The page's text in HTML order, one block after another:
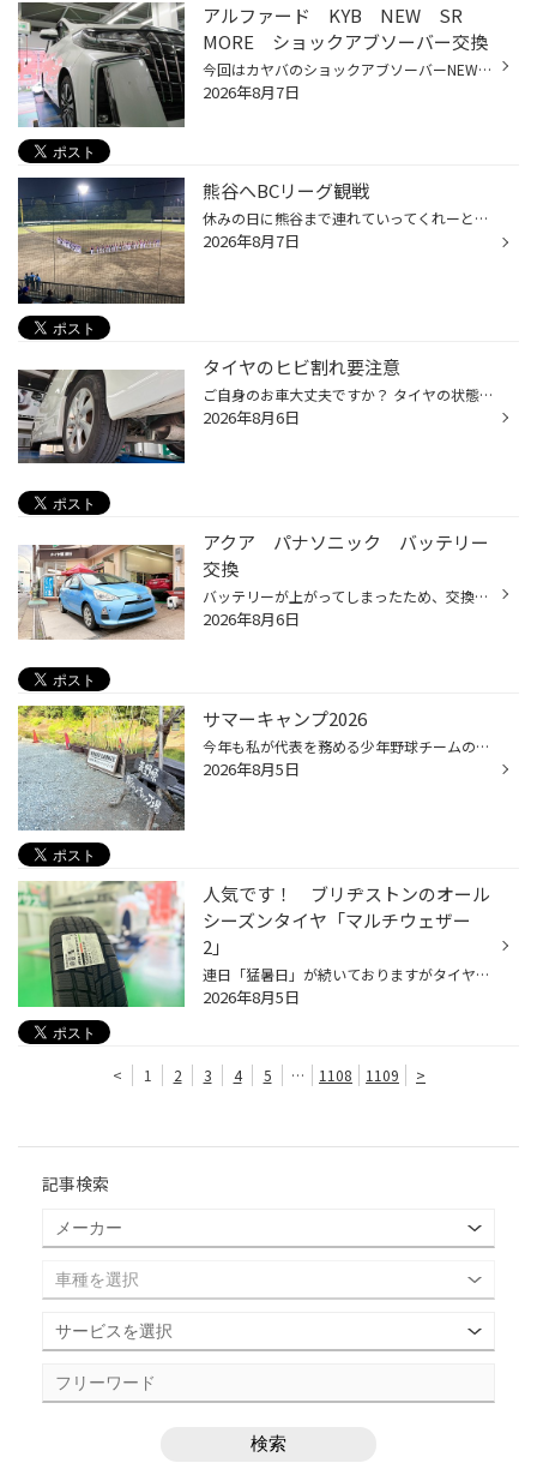
アルファード KYB NEW SR
MORE ショックアブソーバー交換
今回はカヤバのショックアブソーバーNEW SR MSを選んでいただきました。 以前からあったKYB NEW SRスペシャルは販売終了となりましたので仕方ない。 MOREシリーズですが他の車種にも設定されている場合がありますのでスタッフまでお問い合わせください。 リフレッシュするので純正部品も一緒に交換...
2026年8月7日
熊谷へBCリーグ観戦
休みの日に熊谷まで連れていってくれーと子供。野球観戦+カメラにハマっているそうです。 プロ野球の1軍観戦→2軍観戦→BCリーグへ・・・。 子供が小さいころにハマスタの日本シリーズを見せてから野球というものを理解しすぎた様子。 本日は、埼玉武蔵ベアーズｖｓ神奈川フィーチャードリームスの試...
2026年8月7日
タイヤのヒビ割れ要注意
ご自身のお車大丈夫ですか？ タイヤの状態と言うのは、車好きでもない限り一目で判断するのは難しいです。 パッと見大丈夫そうでも、じつは・・・ なんてことも。 これから紫外線も強くなります。 人間も車も過酷な環境です。 少しでも不安を感じたらぜひ点検にお越しください。 ご来店お待ちしてお...
2026年8月6日
アクア パナソニック バッテリー
交換
バッテリーが上がってしまったため、交換です。 お車トヨタ「アクア 10系」 取り付けますのはパナソニック「S42B20R/HV」 バッテリーは、ものすごくやりづらい後部座席の足元にあります。 外して 新しいのをつければ完成です。 夏場はエアコンや暑さなど車にとっても大変な時期です。 いきなり上が...
2026年8月6日
サマーキャンプ2026
今年も私が代表を務める少年野球チームのサマーキャンプに行ってきました。 小学生とOBの中学生・高校生を連れて今年も「青野原オートキャンプ場野呂ロッジ」へ１泊２日のキャンプです。 毎年の恒例行事とはいえ事前準備に今年も大忙しでした。 連日の猛暑とその他の行事が目白押しで・・・ 結局準...
2026年8月5日
人気です！ ブリヂストンのオール
シーズンタイヤ「マルチウェザー
2」
連日「猛暑日」が続いておりますがタイヤ館瀬谷は毎日元気に営業中です。 さて、冬のことを考える気候ではありませんが、そんな中でも人気のタイヤがこちらです！！ ブリヂストンのオールシーズンタイヤ「マルチウェザー2」 今回はノアのお客様に取り付けさせていただきました。 全てを完璧に満たす...
2026年8月5日
< 1 2 3 4 5 … 1108 1109 >
記事検索